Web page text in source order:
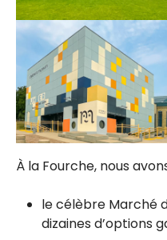
À la Fourche, nous
le célèbre Marché
dizaines d’options